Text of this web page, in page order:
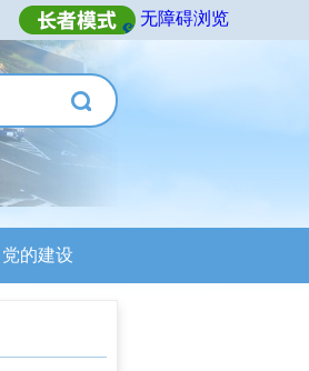
无障碍浏览
党的建设